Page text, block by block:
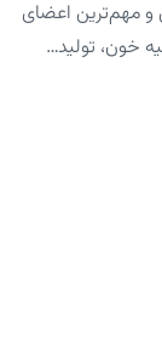
و مهم‌ترین اعضای
خون، تولید…